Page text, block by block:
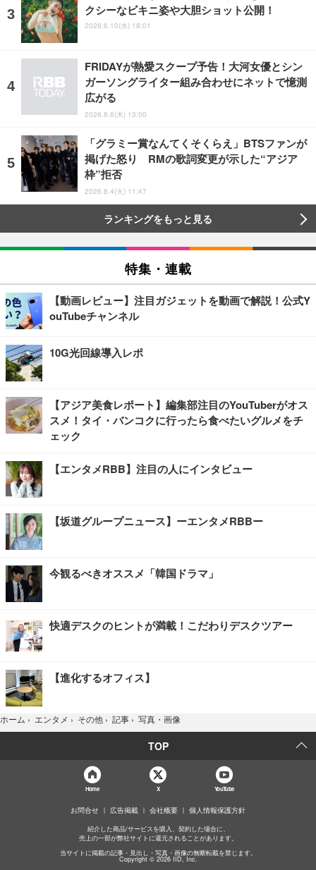
クシーなビキニ姿や大胆ショット公開！
2026.6.10(水) 18:01
FRIDAYが熱愛スクープ予告！大河女優とシン
ガーソングライター組み合わせにネットで憶測
広がる
2026.8.6(木) 13:00
「グラミー賞なんてくそくらえ」BTSファンが
掲げた怒り RMの歌詞変更が示した“アジア
枠”拒否
2026.8.4(火) 11:47
ランキングをもっと見る
特集・連載
【動画レビュー】注目ガジェットを動画で解説！公式Y
ouTubeチャンネル
10G光回線導入レポ
【アジア美食レポート】編集部注目のYouTuberがオス
スメ！タイ・バンコクに行ったら食べたいグルメをチ
ェック
【エンタメRBB】注目の人にインタビュー
【坂道グループニュース】ーエンタメRBBー
今観るべきオススメ「韓国ドラマ」
快適デスクのヒントが満載！こだわりデスクツアー
【進化するオフィス】
ホーム › エンタメ › その他 › 記事 › 写真・画像
TOP
Home X YouTube
お問合せ 広告掲載 会社概要 個人情報保護方針
紹介した商品/サービスを購入、契約した場合に、
売上の一部が弊社サイトに還元されることがあります。
当サイトに掲載の記事・見出し・写真・画像の無断転載を禁じます。
Copyright © 2026 IID, Inc.